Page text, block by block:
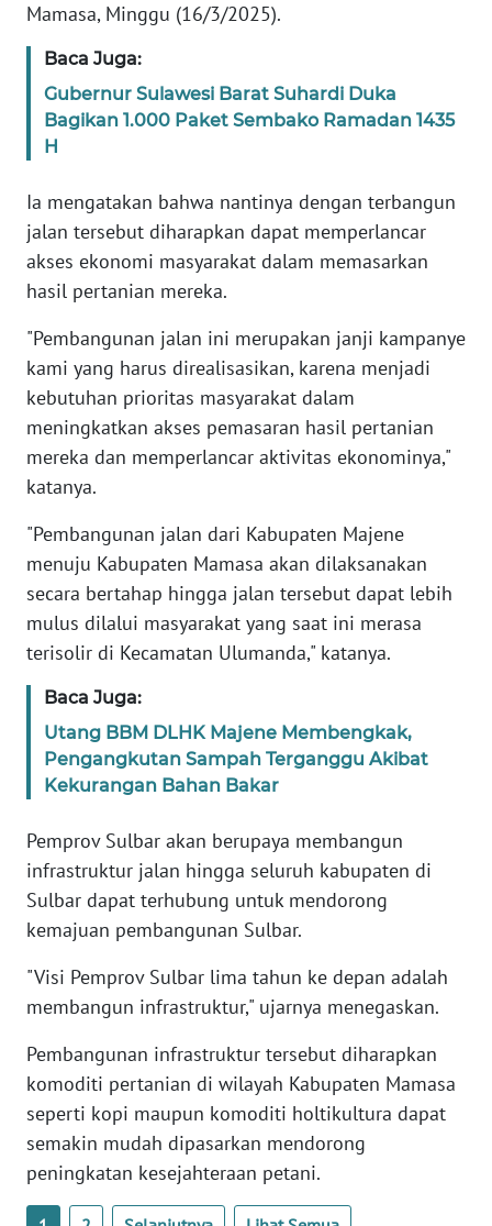
Mamasa, Minggu (16/3/2025).
Baca Juga:
Gubernur Sulawesi Barat Suhardi Duka
Bagikan 1.000 Paket Sembako Ramadan 1435
H
Ia mengatakan bahwa nantinya dengan terbangun
jalan tersebut diharapkan dapat memperlancar
akses ekonomi masyarakat dalam memasarkan
hasil pertanian mereka.
"Pembangunan jalan ini merupakan janji kampanye
kami yang harus direalisasikan, karena menjadi
kebutuhan prioritas masyarakat dalam
meningkatkan akses pemasaran hasil pertanian
mereka dan memperlancar aktivitas ekonominya,"
katanya.
"Pembangunan jalan dari Kabupaten Majene
menuju Kabupaten Mamasa akan dilaksanakan
secara bertahap hingga jalan tersebut dapat lebih
mulus dilalui masyarakat yang saat ini merasa
terisolir di Kecamatan Ulumanda," katanya.
Baca Juga:
Utang BBM DLHK Majene Membengkak,
Pengangkutan Sampah Terganggu Akibat
Kekurangan Bahan Bakar
Pemprov Sulbar akan berupaya membangun
infrastruktur jalan hingga seluruh kabupaten di
Sulbar dapat terhubung untuk mendorong
kemajuan pembangunan Sulbar.
"Visi Pemprov Sulbar lima tahun ke depan adalah
membangun infrastruktur," ujarnya menegaskan.
Pembangunan infrastruktur tersebut diharapkan
komoditi pertanian di wilayah Kabupaten Mamasa
seperti kopi maupun komoditi holtikultura dapat
semakin mudah dipasarkan mendorong
peningkatan kesejahteraan petani.
SUMUT
WN
JAKARTA
WN
JABAR
WN
BANTEN
WN
NTT
WN
KEPRI
WN
PAPUA
PAPUA
BARAT
RIAU
WN
WN
JAMBI
SULTRA
NTB
WN
SULTENG
WN